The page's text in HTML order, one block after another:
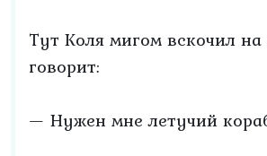
Тут Коля мигом вскочил
говорит:
— Нужен мне летучий